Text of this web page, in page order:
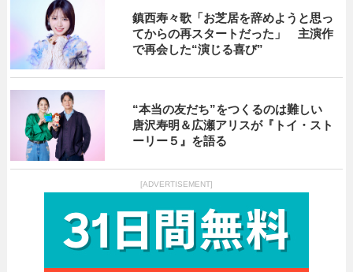
鎮西寿々歌「お芝居を辞めようと思っ
てからの再スタートだった」 主演作
で再会した“演じる喜び”
“本当の友だち”をつくるのは難しい
唐沢寿明＆広瀬アリスが『トイ・スト
ーリー５』を語る
[ADVERTISEMENT]